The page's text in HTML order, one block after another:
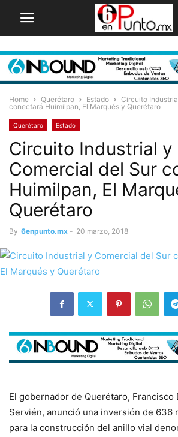
Home Querétaro Estado
Circuito
conectará Huimilpan, El Marqués y Querétaro
Querétaro Estado
Circuito Industrial y
Comercial del Sur
Huimilpan, El
Querétaro
By 6enpunto.mx - 20 marzo, 2018
El gobernador de Querétaro, Francisco
Servién, anunció una inversión de 636
para la construcción del anillo vial